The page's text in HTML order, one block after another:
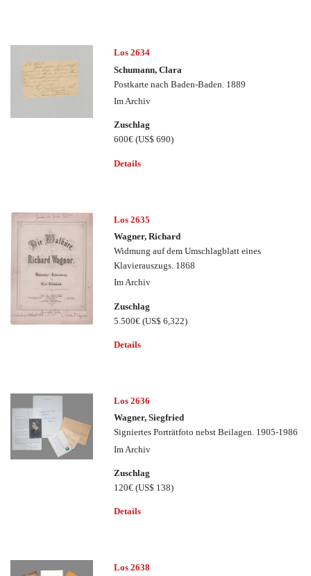
Los 2634
Schumann, Clara
Postkarte nach Baden-Baden. 1889
Im Archiv
Zuschlag
600€(US$ 690)
Details
Los 2635
Wagner, Richard
Widmung auf dem Umschlagblatt eines
Klavierauszugs. 1868
Im Archiv
Zuschlag
5.500€(US$ 6,322)
Details
Los 2636
Wagner, Siegfried
Signiertes Porträtfoto nebst Beilagen. 1905-1986
Im Archiv
Zuschlag
120€(US$ 138)
Details
Los 2638